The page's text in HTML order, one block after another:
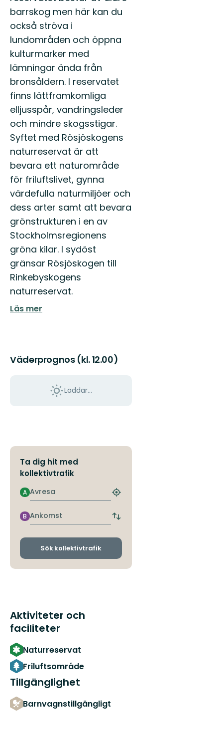
barrskog men här kan du
också ströva i
lundområden och öppna
kulturmarker med
lämningar ända från
bronsåldern. I reservatet
finns lättframkomliga
elljusspår, vandringsleder
och mindre skogsstigar.
Syftet med Rösjöskogens
naturreservat är att
bevara ett naturområde
för friluftslivet, gynna
värdefulla naturmiljöer och
dess arter samt att bevara
grönstrukturen i en av
Stockholmsregionens
gröna kilar. I sydöst
gränsar Rösjöskogen till
Rinkebyskogens
naturreservat.
Läs mer
Väderprognos (kl. 12.00)
Laddar...
Ta dig hit med
kollektivtrafik
Avresa
A
Hitta
hållplats
Ankomst
B
Byt
och
Sök kollektivtrafik
Aktiviteter och
faciliteter
Naturreservat
Friluftsområde
Tillgänglighet
Barnvagnstillgängligt